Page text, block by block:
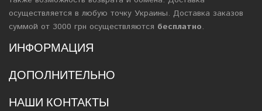
осуществляется в любую точку Украины. Доставка заказов
суммой от 3000 грн осуществляются бесплатно.
ИНФОРМАЦИЯ
ДОПОЛНИТЕЛЬНО
НАШИ КОНТАКТЫ